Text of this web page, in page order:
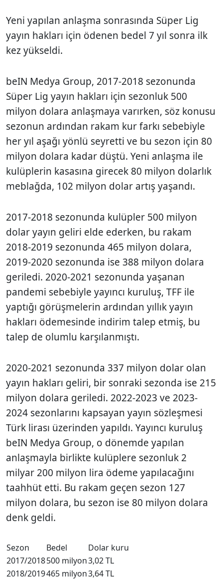
Yeni yapılan anlaşma sonrasında Süper Lig
yayın hakları için ödenen bedel 7 yıl sonra ilk
kez yükseldi.
beIN Medya Group, 2017-2018 sezonunda
Süper Lig yayın hakları için sezonluk 500
milyon dolara anlaşmaya varırken, söz konusu
sezonun ardından rakam kur farkı sebebiyle
her yıl aşağı yönlü seyretti ve bu sezon için 80
milyon dolara kadar düştü. Yeni anlaşma ile
kulüplerin kasasına girecek 80 milyon dolarlık
meblağda, 102 milyon dolar artış yaşandı.
2017-2018 sezonunda kulüpler 500 milyon
dolar yayın geliri elde ederken, bu rakam
2018-2019 sezonunda 465 milyon dolara,
2019-2020 sezonunda ise 388 milyon dolara
geriledi. 2020-2021 sezonunda yaşanan
pandemi sebebiyle yayıncı kuruluş, TFF ile
yaptığı görüşmelerin ardından yıllık yayın
hakları ödemesinde indirim talep etmiş, bu
talep de olumlu karşılanmıştı.
2020-2021 sezonunda 337 milyon dolar olan
yayın hakları geliri, bir sonraki sezonda ise 215
milyon dolara geriledi. 2022-2023 ve 2023-
2024 sezonlarını kapsayan yayın sözleşmesi
Türk lirası üzerinden yapıldı. Yayıncı kuruluş
beIN Medya Group, o dönemde yapılan
anlaşmayla birlikte kulüplere sezonluk 2
milyar 200 milyon lira ödeme yapılacağını
taahhüt etti. Bu rakam geçen sezon 127
milyon dolara, bu sezon ise 80 milyon dolara
denk geldi.
Sezon Bedel
Dolar kuru
2017/2018500 milyon3,02 TL
2018/2019465 milyon3,64 TL